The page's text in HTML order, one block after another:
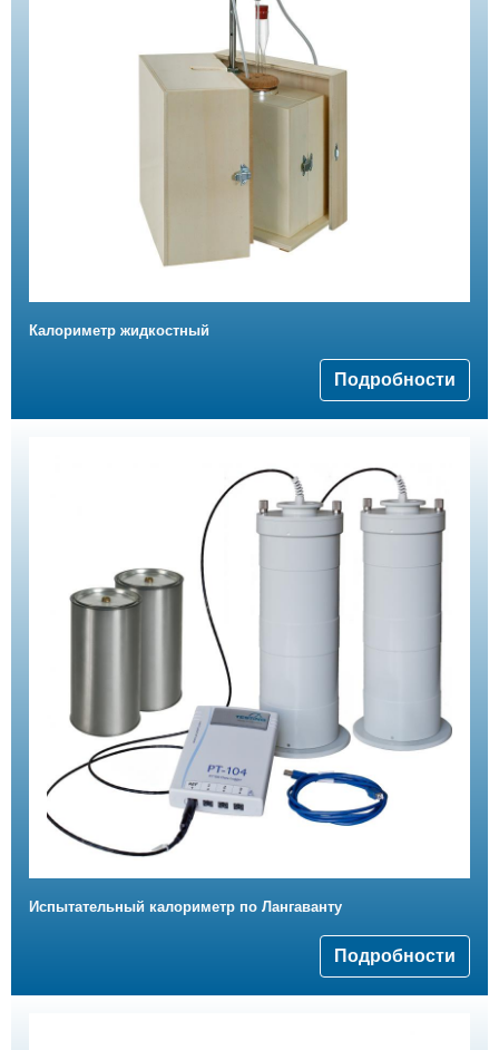
Калориметр жидкостный
Подробности
Испытательный калориметр по Лангаванту
Подробности